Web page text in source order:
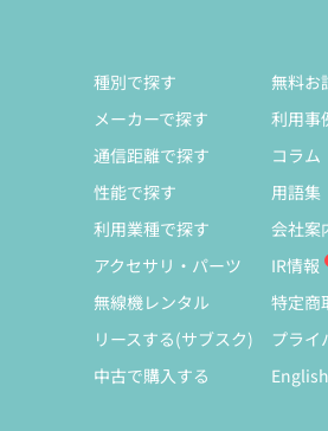
種別で探す
メーカーで探す
通信距離で探す
性能で探す
利用業種で探す
アクセサリ・パーツ
無線機レンタル
リースする(サブスク)
中古で購入する
無料お
利用事
コラム
用語集
会社案
IR情報
特定商
プライ